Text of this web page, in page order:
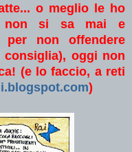
o meglio le ho
non si sa mai e
non offendere
consiglia), oggi non
(e lo faccio, a reti
)